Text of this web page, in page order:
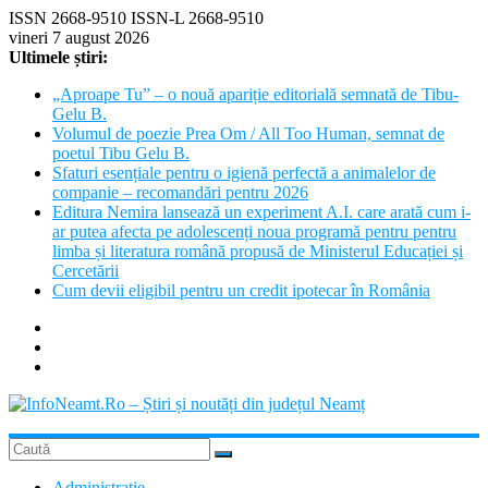
Skip
to
content
ISSN 2668-9510 ISSN-L 2668-9510
vineri 7 august 2026
Ultimele știri:
„Aproape Tu” – o nouă apariție editorială semnată de Tibu-
Gelu B.
Volumul de poezie Prea Om / All Too Human, semnat de
poetul Tibu Gelu B.
Sfaturi esențiale pentru o igienă perfectă a animalelor de
companie – recomandări pentru 2026
Editura Nemira lansează un experiment A.I. care arată cum i-
ar putea afecta pe adolescenți noua programă pentru pentru
limba și literatura română propusă de Ministerul Educației și
Cercetării
Cum devii eligibil pentru un credit ipotecar în România
InfoNeamt.Ro